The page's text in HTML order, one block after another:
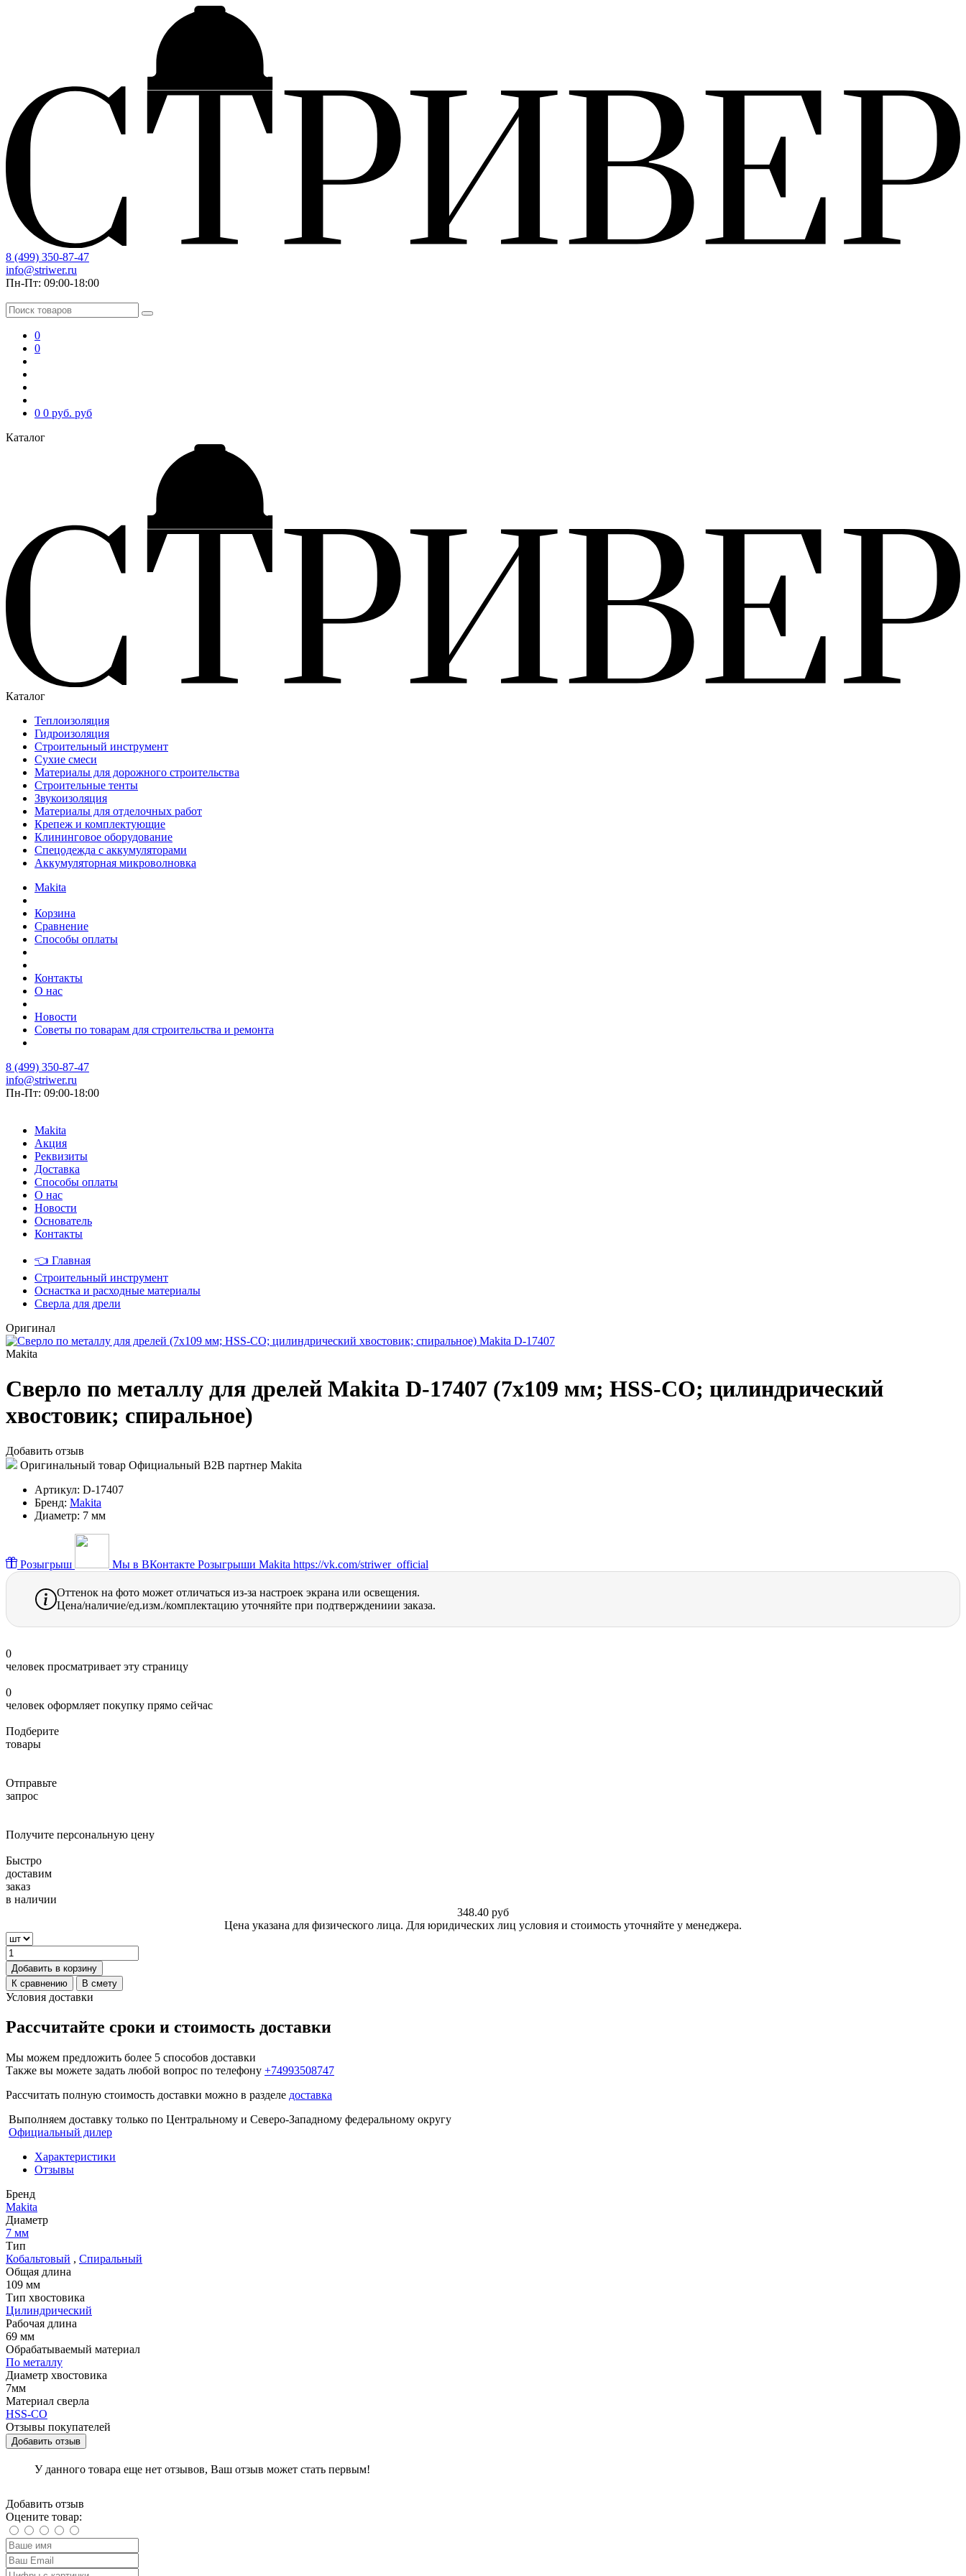
8 (499) 350-87-47
info@striwer.ru
Пн-Пт: 09:00-18:00
0
0
0 0 руб. руб
Каталог
Каталог
Теплоизоляция
Гидроизоляция
Строительный инструмент
Сухие смеси
Материалы для дорожного строительства
Строительные тенты
Звукоизоляция
Материалы для отделочных работ
Крепеж и комплектующие
Клининговое оборудование
Спецодежда с аккумуляторами
Аккумуляторная микроволновка
Makita
Корзина
Сравнение
Способы оплаты
Контакты
О нас
Новости
Советы по товарам для строительства и ремонта
8 (499) 350-87-47
info@striwer.ru
Пн-Пт: 09:00-18:00
Makita
Акция
Реквизиты
Доставка
Способы оплаты
О нас
Новости
Основатель
Контакты
👈 Главная
Строительный инструмент
Оснастка и расходные материалы
Сверла для дрели
Оригинал
Makita
Сверло по металлу для дрелей Makita D-17407 (7х109 мм; HSS-СО; цилиндрический
хвостовик; спиральное)
Добавить отзыв
Оригинальный товар Официальный B2B партнер Makita
Артикул: D-17407
Бренд: Makita
Диаметр: 7 мм
Розыгрыш Мы в ВКонтакте Розыгрыши Makita https://vk.com/striwer_official
Оттенок на фото может отличаться из-за настроек экрана или освещения.
Цена/наличие/ед.изм./комплектацию уточняйте при подтверждениии заказа.
0
человек просматривает эту страницу
0
человек оформляет покупку прямо сейчас
Подберите
товары
Отправьте
запрос
Получите персональную цену
Быстро
доставим
заказ
в наличии
348.40 руб
Цена указана для физического лица. Для юридических лиц условия и стоимость уточняйте у менеджера.
Добавить в корзину
К сравнению
В смету
Условия доставки
Рассчитайте сроки и стоимость доставки
Мы можем предложить более 5 способов доставки
Также вы можете задать любой вопрос по телефону +74993508747
Рассчитать полную стоимость доставки можно в разделе доставка
Выполняем доставку только по Центральному и Северо-Западному федеральному округу
Официальный дилер
Характеристики
Отзывы
Бренд
Makita
Диаметр
7 мм
Тип
Кобальтовый , Спиральный
Общая длина
109 мм
Тип хвостовика
Цилиндрический
Рабочая длина
69 мм
Обрабатываемый материал
По металлу
Диаметр хвостовика
7мм
Материал сверла
HSS-CO
Отзывы покупателей
Добавить отзыв
У данного товара еще нет отзывов, Ваш отзыв может стать первым!
Добавить отзыв
Оцените товар: